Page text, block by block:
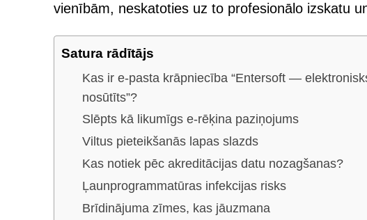
vienībām, neskatoties uz to profesionālo izskatu
Satura rādītājs
Kas ir e-pasta krāpniecība “Entersoft —
nosūtīts”?
Slēpts kā likumīgs e-rēķina paziņojums
Viltus pieteikšanās lapas slazds
Kas notiek pēc akreditācijas datu nozagšanas?
Ļaunprogrammatūras infekcijas risks
Brīdinājuma zīmes, kas jāuzmana